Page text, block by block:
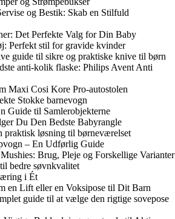
og Bestik: Skab en Stilfuld
Det Perfekte Valg for Din Baby
Perfekt stil for gravide kvinder
guide til sikre og praktiske knive til børn
anti-kolik flaske: Philips Avent Anti
Maxi Cosi Kore Pro-autostolen
Stokke barnevogn
Guide til Samlerobjekterne
Du Den Bedste Babyrangle
løsning til børneværelset
– En Udførlig Guide
Brug, Pleje og Forskellige Varianter
bedre søvnkvalitet
i Ét
en Lift eller en Voksipose til Dit Barn
guide til at vælge den rigtige sovepose